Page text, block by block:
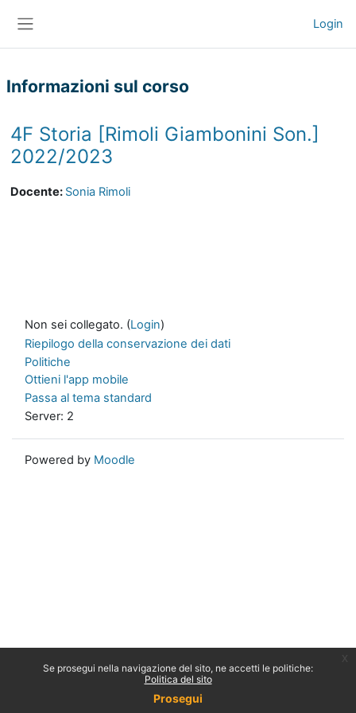
Se prosegui nella navigazione del sito, ne accetti le politiche:
Politica del sito
Prosegui
Login
Informazioni sul corso
4F Storia [Rimoli Giambonini Son.]
2022/2023
Docente: Sonia Rimoli
Non sei collegato. (Login)
Riepilogo della conservazione dei dati
Politiche
Ottieni l'app mobile
Passa al tema standard
Server: 2
Powered by Moodle